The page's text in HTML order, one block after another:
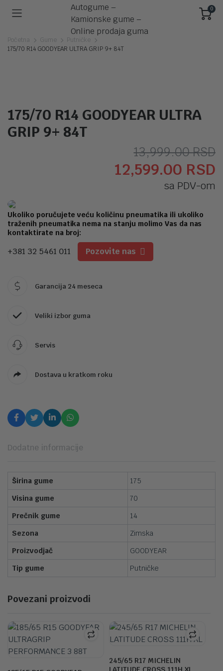
0
Početna Gume
Putničke
175/70 R14 GOODYEAR ULTRA GRIP 9+ 84T
175/70 R14 GOODYEAR ULTRA
GRIP 9+ 84T
13,999.00RSD
12,599.00 RSD
sa PDV-om
Ukoliko poručujete veću količinu pneumatika ili ukoliko
traženih pneumatika nema na stanju molimo Vas da nas
kontaktirate na broj:
+381 32 5461 011 Pozovite nas
Garancija 24 meseca
Veliki izbor guma
Servis
Dostava u kratkom roku
Dodatne informacije
Širina gume
175
Visina gume
70
Prečnik gume
14
Sezona
Zimska
Proizvodjač
GOODYEAR
Tip gume
Putničke
Povezani proizvodi
245/65 R17 MICHELIN